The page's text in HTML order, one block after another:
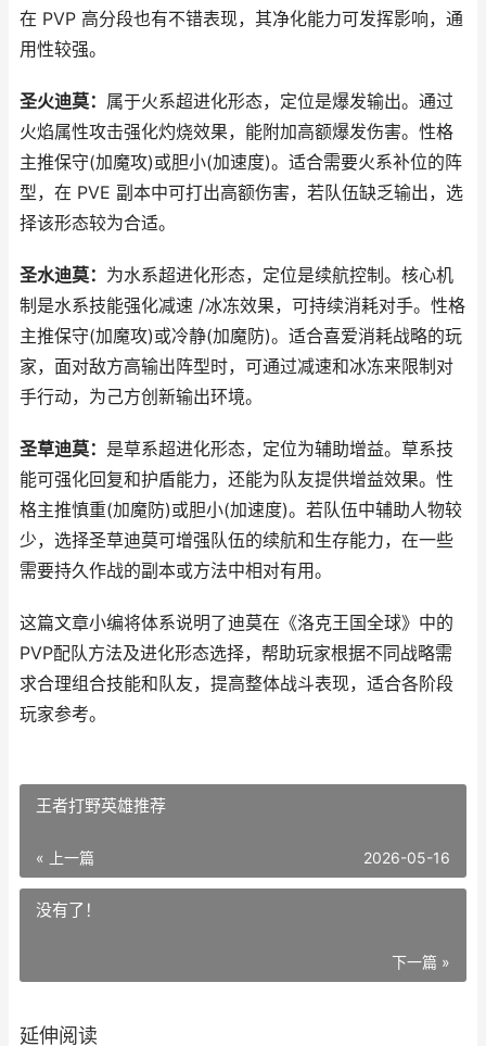
在 PVP 高分段也有不错表现，其净化能力可发挥影响，通
用性较强。
圣火迪莫： 属于火系超进化形态，定位是爆发输出。通过
火焰属性攻击强化灼烧效果，能附加高额爆发伤害。性格
主推保守(加魔攻)或胆小(加速度)。适合需要火系补位的阵
型，在 PVE 副本中可打出高额伤害，若队伍缺乏输出，选
择该形态较为合适。
圣水迪莫： 为水系超进化形态，定位是续航控制。核心机
制是水系技能强化减速 /冰冻效果，可持续消耗对手。性格
主推保守(加魔攻)或冷静(加魔防)。适合喜爱消耗战略的玩
家，面对敌方高输出阵型时，可通过减速和冰冻来限制对
手行动，为己方创新输出环境。
圣草迪莫： 是草系超进化形态，定位为辅助增益。草系技
能可强化回复和护盾能力，还能为队友提供增益效果。性
格主推慎重(加魔防)或胆小(加速度)。若队伍中辅助人物较
少，选择圣草迪莫可增强队伍的续航和生存能力，在一些
需要持久作战的副本或方法中相对有用。
这篇文章小编将体系说明了迪莫在《洛克王国全球》中的
PVP配队方法及进化形态选择，帮助玩家根据不同战略需
求合理组合技能和队友，提高整体战斗表现，适合各阶段
玩家参考。
王者打野英雄推荐
« 上一篇 2026-05-16
没有了！
下一篇 »
延伸阅读